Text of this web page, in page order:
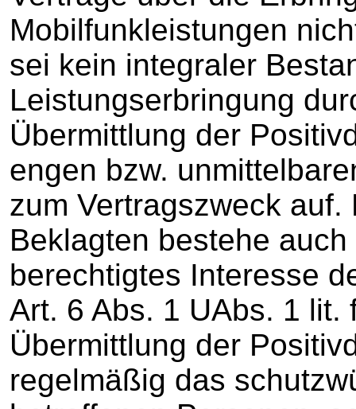
Mobilfunkleistungen
sei kein integraler
Leistungserbringung
Übermittlung der
engen bzw.
zum Vertragszweck
Beklagten bestehe
berechtigtes Interesse
Art. 6 Abs. 1 UAbs. 1 lit.
Übermittlung der
regelmäßig das